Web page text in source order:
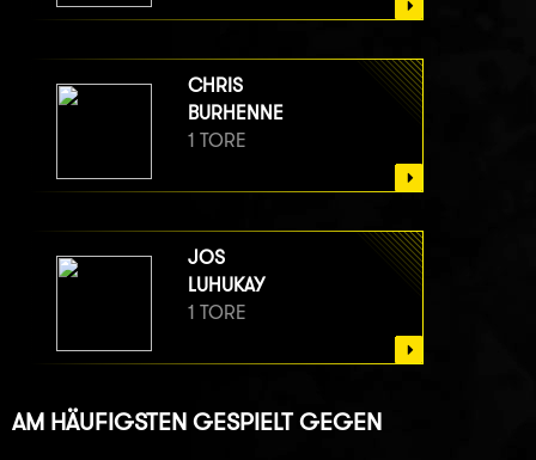
CHRIS
BURHENNE
1 TORE
JOS
LUHUKAY
1 TORE
AM HÄUFIGSTEN GESPIELT GEGEN